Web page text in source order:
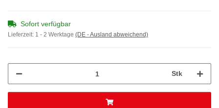
Sofort verfügbar
Lieferzeit: 1 - 2 Werktage (DE - Ausland abweichend)
Stk